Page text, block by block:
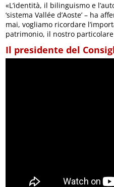
«L’identità, il bilinguismo e
‘sistema Vallée d’Aoste’ – ha
mai, vogliamo ricordare
patrimonio, il nostro
Il presidente del